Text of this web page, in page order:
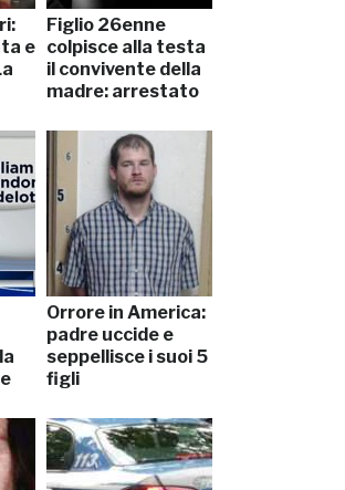
e
Figlio 26enne
colpisce alla testa
il convivente della
madre: arrestato
Orrore in America:
padre uccide e
seppellisce i suoi 5
figli